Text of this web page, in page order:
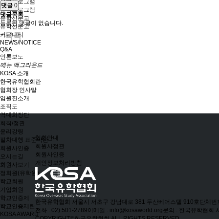
유학프로그램
유학프로그램
유학신문고
유학신문고
커뮤니티
NEWS/NOTICE
Q&A
언론보도
메뉴 백그라운드
KOSA 소개
한국유학협회란
협회장 인사말
임원진소개
조직도
역대회장단
회칙/정관
윤리강령
절차대행 표준약관
회원사인증
오시는길
회원사보기
정회원(유학원)
학교회원
기업회원
학교인증제
학교인증제란
KOSA AWARD
댓글 0
댓글목록
등록된 댓글이 없습니다.
목록
협회안내
회원사정관
회원사인증
개인정보처리방침
한국유학협회 서울시 서초구 강남대로 381 두산베어스텔 910호 단체번
전화 : 02) 501-2789이메일 : info@kosaworld.org문의 : 한국유학협회